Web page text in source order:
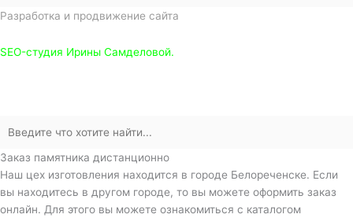
Разработка и продвижение сайта
SEO-студия Ирины Самделовой.
Заказ памятника дистанционно
Наш цех изготовления находится в городе Белореченске. Если
вы находитесь в другом городе, то вы можете оформить заказ
онлайн. Для этого вы можете ознакомиться с каталогом